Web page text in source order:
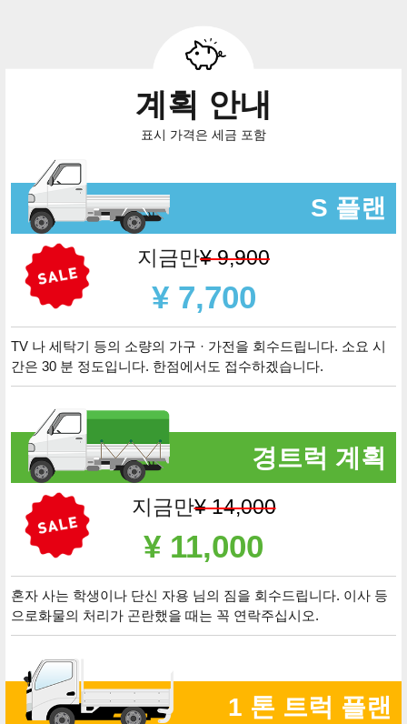
계획 안내
표시 가격은 세금 포함
S 플랜
지금만¥ 9,900
¥ 7,700
TV 나 세탁기 등의 소량의 가구 · 가전을 회수드립니다. 소요 시
간은 30 분 정도입니다. 한점에서도 접수하겠습니다.
경트럭 계획
지금만¥ 14,000
¥ 11,000
혼자 사는 학생이나 단신 자용 님의 짐을 회수드립니다. 이사 등
으로화물의 처리가 곤란했을 때는 꼭 연락주십시오.
1 톤 트럭 플랜